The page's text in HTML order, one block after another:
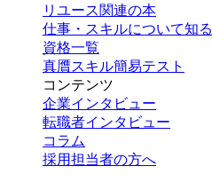
リユース関連の本
仕事・スキルについて知る
資格一覧
真贋スキル簡易テスト
コンテンツ
企業インタビュー
転職者インタビュー
コラム
採用担当者の方へ